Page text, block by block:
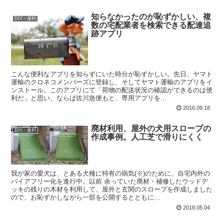
DIY・便利
知らなかったのが恥ずかしい、複
数の宅配業者を検索できる配達追
跡アプリ
こんな便利なアプリを知らずにいた時分が恥ずかしい。先日、ヤマト
運輸のクロネコメンバーズに登録し、そしてヤマト運輸のアプリをイ
ンストール。このアプリにて「荷物の配送状況の確認ができるのは便
利だ」と思い、ならば佐川急便もと、専用アプリを...
2016.09.18
DIY・便利
廃材利用、屋外の犬用スロープの
作成事例。人工芝で滑りにくく
我が家の愛犬は、とある犬種に特有の病気(※)のために、自宅内外の
バイアフリー化を進行中。以前 余っていた廃材・補修したウッドデ
ッキの残りの木材を利用して、屋外と玄関のスロープを作成しました
ので、お恥ずかしながら一部を公開するとともに...
2018.05.04